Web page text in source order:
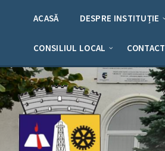
ACASĂ DESPRE INSTITUȚIE
CONSILIUL LOCAL CONTACT